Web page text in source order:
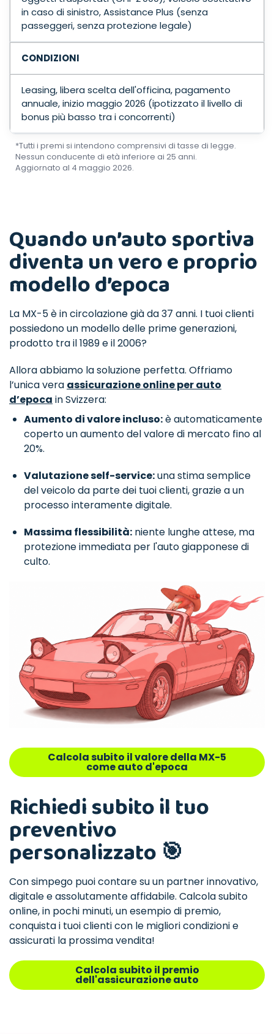
in caso di sinistro, Assistance Plus (senza
passeggeri, senza protezione legale)
CONDIZIONI
Leasing, libera scelta dell'officina, pagamento
annuale, inizio maggio 2026 (ipotizzato il livello di
bonus più basso tra i concorrenti)
*Tutti i premi si intendono comprensivi di tasse di legge.
Nessun conducente di età inferiore ai 25 anni.
Aggiornato al 4 maggio 2026.
Quando un’auto sportiva
diventa un vero e proprio
modello d’epoca
La MX-5 è in circolazione già da 37 anni. I tuoi clienti
possiedono un modello delle prime generazioni,
prodotto tra il 1989 e il 2006?
Allora abbiamo la soluzione perfetta. Offriamo
l’unica vera assicurazione online per auto
d’epoca in Svizzera:
Aumento di valore incluso:è automaticamente
coperto un aumento del valore di mercato fino al
20%.
Valutazione self-service:una stima semplice
del veicolo da parte dei tuoi clienti, grazie a un
processo interamente digitale.
Massima flessibilità: niente lunghe attese, ma
protezione immediata per l'auto giapponese di
culto.
Calcola subito il valore della MX-5
come auto d'epoca
Richiedi subito il tuo
preventivo
personalizzato 🎯
Con simpego puoi contare su un partner innovativo,
digitale e assolutamente affidabile. Calcola subito
online, in pochi minuti, un esempio di premio,
conquista i tuoi clienti con le migliori condizioni e
assicurati la prossima vendita!
Calcola subito il premio
dell'assicurazione auto